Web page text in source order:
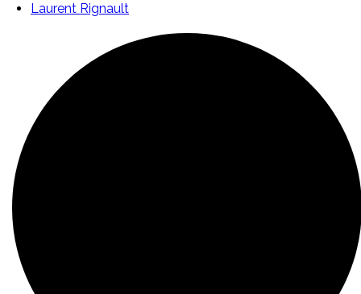
Laurent Rignault